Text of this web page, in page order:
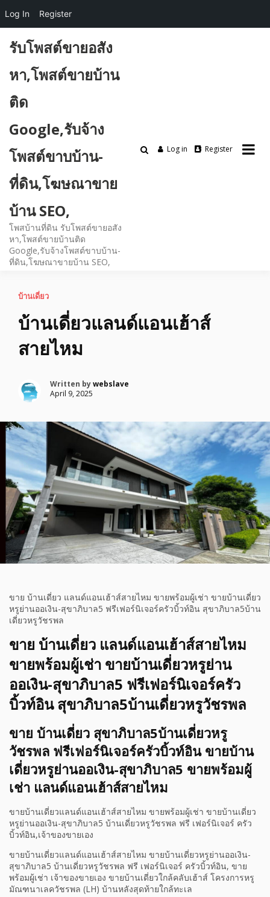
content
รับโพสต์ขายอสัง
หา,โพสต์ขายบ้าน
ติด
Google,รับจ้าง
โพสต์ขาบบ้าน-
ที่ดิน,โฆษณาขาย
บ้าน SEO,
โพสบ้านที่ดิน รับโพสต์ขายอสัง
หา,โพสต์ขายบ้านติด
Google,รับจ้างโพสต์ขาบบ้าน-
ที่ดิน,โฆษณาขายบ้าน SEO,
Log in Register
บ้านเดี่ยว
บ้านเดี่ยวแลนด์แอนเฮ้าส์
สายไหม
Written bywebslave
April 9, 2025
ขาย บ้านเดี่ยว แลนด์แอนเฮ้าส์สายไหม ขายพร้อมผู้เช่า ขายบ้านเดี่ยว
หรูย่านออเงิน-สุขาภิบาล5 ฟรีเฟอร์นิเจอร์ครัวบิ้วท์อิน สุขาภิบาล5บ้าน
เดี่ยวหรูวัชรพล
ขาย บ้านเดี่ยว แลนด์แอนเฮ้าส์สายไหม
ขายพร้อมผู้เช่า ขายบ้านเดี่ยวหรูย่าน
ออเงิน-สุขาภิบาล5 ฟรีเฟอร์นิเจอร์ครัว
บิ้วท์อิน สุขาภิบาล5บ้านเดี่ยวหรูวัชรพล
ขาย บ้านเดี่ยว สุขาภิบาล5บ้านเดี่ยวหรู
วัชรพล ฟรีเฟอร์นิเจอร์ครัวบิ้วท์อิน ขายบ้าน
เดี่ยวหรูย่านออเงิน-สุขาภิบาล5 ขายพร้อมผู้
เช่า แลนด์แอนเฮ้าส์สายไหม
ขายบ้านเดี่ยวแลนด์แอนเฮ้าส์สายไหม ขายพร้อมผู้เช่า ขายบ้านเดี่ยว
หรูย่านออเงิน-สุขาภิบาล5 บ้านเดี่ยวหรูวัชรพล ฟรี เฟอร์นิเจอร์ ครัว
บิ้วท์อิน,เจ้าของขายเอง
ขายบ้านเดี่ยวแลนด์แอนเฮ้าส์สายไหม ขายบ้านเดี่ยวหรูย่านออเงิน-
สุขาภิบาล5 บ้านเดี่ยวหรูวัชรพล ฟรี เฟอร์นิเจอร์ ครัวบิ้วท์อิน, ขาย
พร้อมผู้เช่า เจ้าของขายเอง ขายบ้านเดี่ยวใกล้คลับเฮ้าส์ โครงการหรู
มัณฑนาเลควัชรพล (LH) บ้านหลังสุดท้ายใกล้ทะเล
Log In Register